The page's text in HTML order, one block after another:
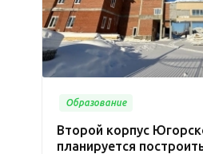
Образование
Второй корпус
планируется